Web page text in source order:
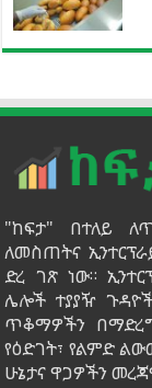
"ከፍታ" በተለይ
ለመስጠትና
ድረ ገጽ ነው።
ሌሎች ተያያዥ
ጥቆማዎችን
የዕድገት፣ የልምድ
ሁኔታና ዋጋዎችን